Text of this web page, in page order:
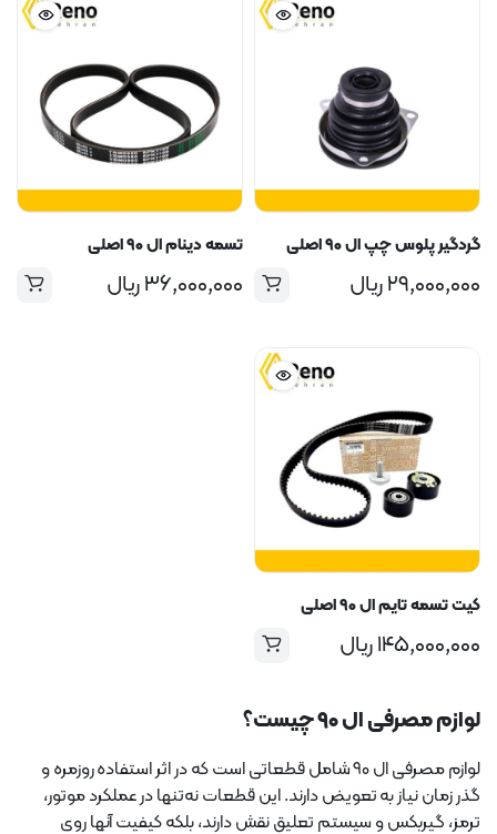
گردگیر پلوس چپ ال ۹۰ اصلی
۲۹,۰۰۰,۰۰۰ریال
تسمه دینام ال ۹۰ اصلی
۳۶,۰۰۰,۰۰۰ریال
کیت تسمه تایم ال ۹۰ اصلی
۱۴۵,۰۰۰,۰۰۰ریال
لوازم مصرفی ال ۹۰ چیست؟
لوازم مصرفی ال ۹۰ شامل قطعاتی است که در اثر استفاده روزمره و
گذر زمان نیاز به تعویض دارند. این قطعات نه‌تنها در عملکرد موتور،
ترمز، گیربکس و سیستم تعلیق نقش دارند، بلکه کیفیت آنها روی